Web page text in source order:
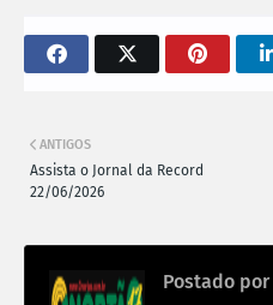
ANTIGOS
Assista o Jornal da Record
22/06/2026
Postado por